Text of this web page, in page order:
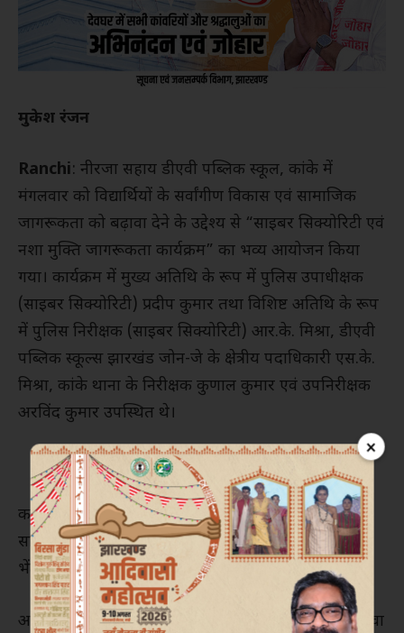
×
मुकेश रंजन
Ranchi: नीरजा सहाय डीएवी पब्लिक स्कूल, कांके में
मंगलवार को विद्यार्थियों के सर्वांगीण विकास एवं सामाजिक
जागरूकता को बढ़ावा देने के उद्देश्य से “साइबर सिक्योरिटी एवं
नशा मुक्ति जागरूकता कार्यक्रम” का भव्य आयोजन किया
गया। कार्यक्रम में मुख्य अतिथि के रूप में पुलिस उपाधीक्षक
(साइबर सिक्योरिटी) प्रदीप कुमार तथा विशिष्ट अतिथि के रूप
में पुलिस निरीक्षक (साइबर सिक्योरिटी) आर.के. मिश्रा, डीएवी
पब्लिक स्कूल्स झारखंड जोन-जे के क्षेत्रीय पदाधिकारी एस.के.
मिश्रा, कांके थाना के निरीक्षक कुणाल कुमार एवं उपनिरीक्षक
अरविंद कुमार उपस्थित थे।
कार्यक्रम का शुभारंभ वैदिक मंत्रोच्चार एवं दीप प्रज्ज्वलन के
साथ हुआ। इसके उपरांत अतिथियों का पौधा एवं स्मृति-चिह्न
भेंट कर सम्मानपूर्वक स्वागत किया गया।
अपने संबोधन में पुलिस निरीक्षक आर.के. मिश्रा ने कहा कि युवा